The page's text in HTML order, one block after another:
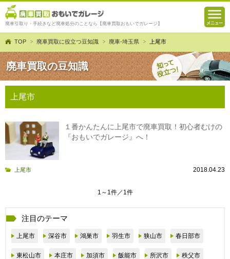
廃車引取り・手続きなど廃車処分のことなら【廃車買取おもいでガレージ】
TOP 廃車買取に役立つ豆知識 廃車-埼玉県 上尾市
廃車買取の豆知識
上尾市
１番かんたんに上尾市で廃車買取！初心者むけの
『おもいでガレージ』へ！
上尾市 2018.04.23
1～1件／1件
注目のテーマ
上尾市 深谷市 鴻巣市 羽生市 狭山市 春日部市
東松山市 本庄市 加須市 飯能市 所沢市 秩父市